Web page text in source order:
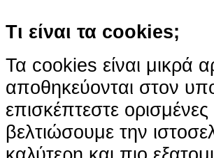
Τι είναι τα cookies;
Τα cookies είναι μικρά
αποθηκεύονται στον
επισκέπτεστε
βελτιώσουμε την